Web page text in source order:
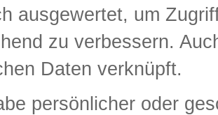
ausgewertet, um
zu verbessern.
Daten verknüpft.
persönlicher oder